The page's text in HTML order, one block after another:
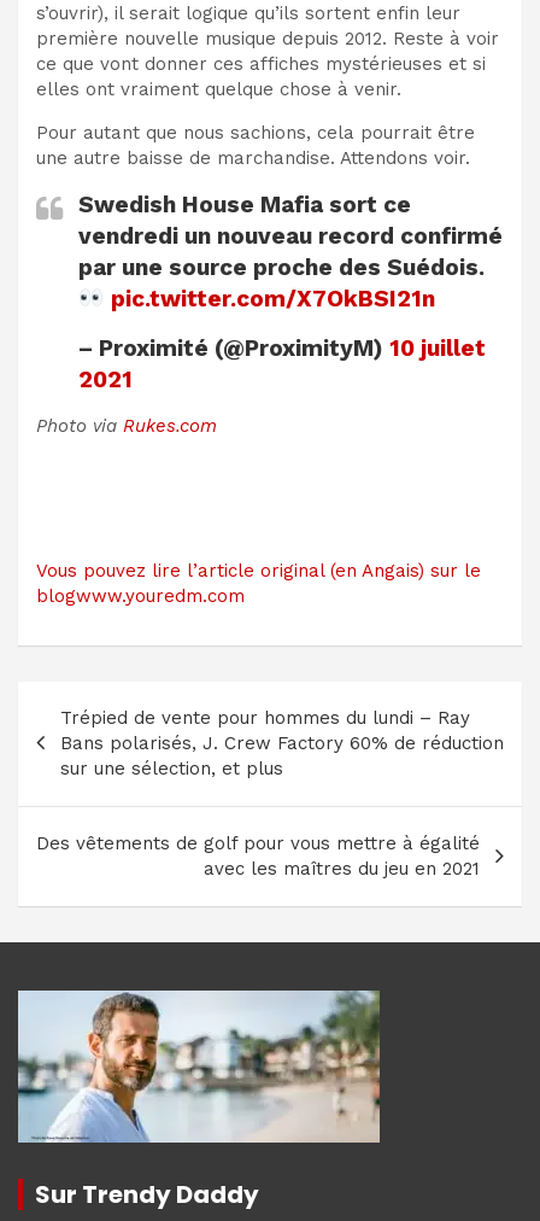
s’ouvrir), il serait logique qu’ils sortent enfin leur
première nouvelle musique depuis 2012. Reste à voir
ce que vont donner ces affiches mystérieuses et si
elles ont vraiment quelque chose à venir.
Pour autant que nous sachions, cela pourrait être
une autre baisse de marchandise. Attendons voir.
Swedish House Mafia sort ce
vendredi un nouveau record confirmé
par une source proche des Suédois.
pic.twitter.com/X7OkBSI21n
– Proximité (@ProximityM) 10 juillet
2021
Photo via Rukes.com
Vous pouvez lire l’article original (en Angais) sur le
blogwww.youredm.com
Navigation
de
l’article
Trépied de vente pour hommes du lundi – Ray
Bans polarisés, J. Crew Factory 60% de réduction
sur une sélection, et plus
Des vêtements de golf pour vous mettre à égalité
avec les maîtres du jeu en 2021
Sur Trendy Daddy